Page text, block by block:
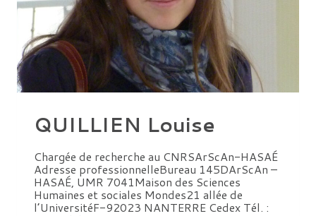
QUILLIEN Louise
Chargée de recherche au CNRSArScAn-HASAÉ
Adresse professionnelleBureau 145DArScAn –
HASAÉ, UMR 7041Maison des Sciences
Humaines et sociales Mondes21 allée de
l’UniversitéF-92023 NANTERRE Cedex Tél. :